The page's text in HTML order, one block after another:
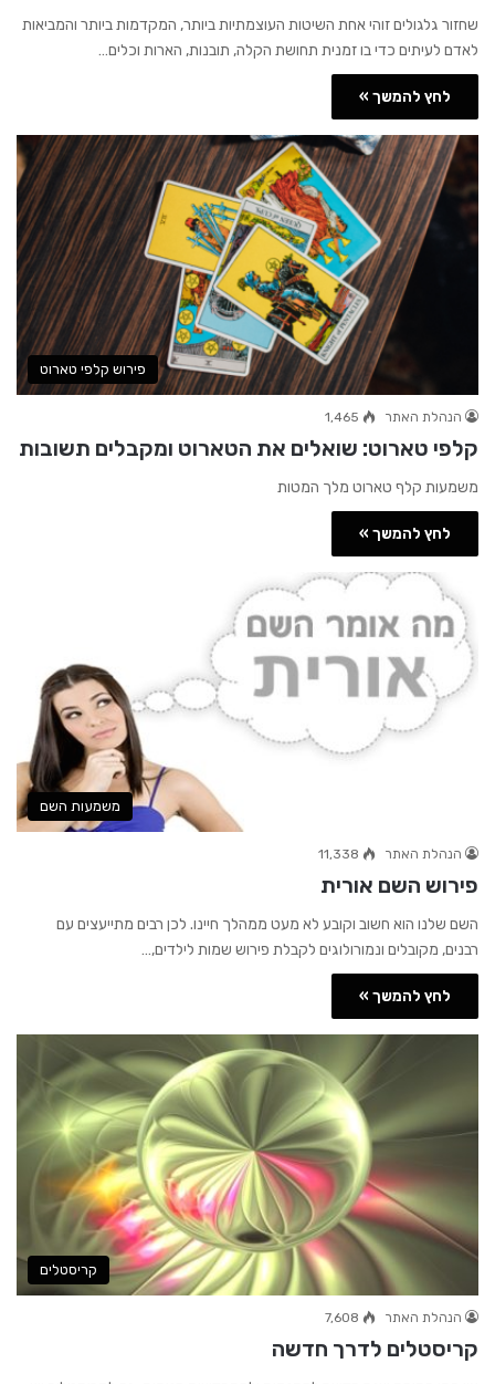
שחזור גלגולים זוהי אחת השיטות העוצמתיות ביותר, המקדמות ביותר והמביאות
לאדם לעיתים כדי בו זמנית תחושת הקלה, תובנות, הארות וכלים…
לחץ להמשך »
פירוש קלפי טארוט
הנהלת האתר 1,465
קלפי טארוט: שואלים את הטארוט ומקבלים תשובות
משמעות קלף טארוט מלך המטות
לחץ להמשך »
משמעות השם
הנהלת האתר 11,338
פירוש השם אורית
השם שלנו הוא חשוב וקובע לא מעט ממהלך חיינו. לכן רבים מתייעצים עם
רבנים, מקובלים ונמורולוגים לקבלת פירוש שמות לילדים,…
לחץ להמשך »
קריסטלים
הנהלת האתר 7,608
קריסטלים לדרך חדשה